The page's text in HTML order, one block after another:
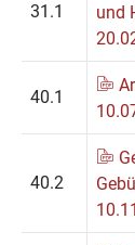
31.1
und
40.1
40.2